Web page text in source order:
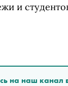
и
на наш канал